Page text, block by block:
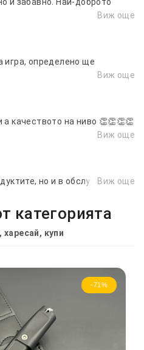
Виж още
игра, определено ще
Виж още
качеството на ниво 👏👏👏👏
Виж още
но и в обслужването.
Виж още
категорията
харесай, купи
-71%